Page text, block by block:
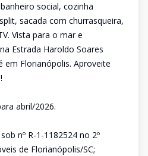
social, cozinha
sacada com churrasqueira,
Vista para o mar e
Estrada Haroldo Soares
em Florianópolis. Aproveite
abril/2026.
nº R-1-1182524 no 2º
de Florianópolis/SC;